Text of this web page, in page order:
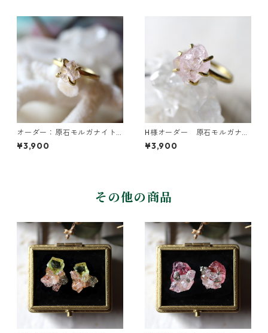
オーダー：原石モルガナイト
のイヤーカフ
¥3,900
H様オーダー 原石モルガナイ
トのイヤーカフ
¥3,900
その他の商品